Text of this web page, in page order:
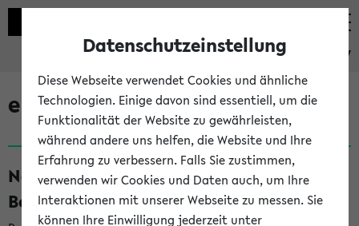
eKVV
eKVV News
Nachhaltigkeitspreis 2026:
Bewerbungsphase gestartet (06.08.26)
Datenschutzeinstellung
Diese Webseite verwendet Cookies und ähnliche
Technologien. Einige davon sind essentiell, um die
Funktionalität der Website zu gewährleisten,
während andere uns helfen, die Website und Ihre
Erfahrung zu verbessern. Falls Sie zustimmen,
verwenden wir Cookies und Daten auch, um Ihre
Interaktionen mit unserer Webseite zu messen. Sie
können Ihre Einwilligung jederzeit unter